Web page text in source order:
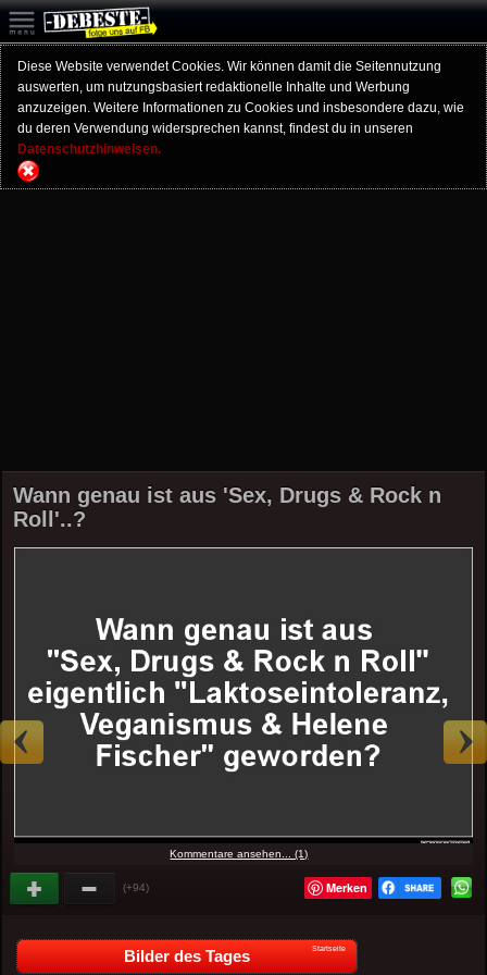
Diese Website verwendet Cookies. Wir können damit die Seitennutzung
auswerten, um nutzungsbasiert redaktionelle Inhalte und Werbung
anzuzeigen. Weitere Informationen zu Cookies und insbesondere dazu, wie
du deren Verwendung widersprechen kannst, findest du in unseren
Datenschutzhinweisen.
Wann genau ist aus 'Sex, Drugs & Rock n
Roll'..?
Kommentare ansehen... (1)
(+94) Merken
Bilder des Tages Startseite